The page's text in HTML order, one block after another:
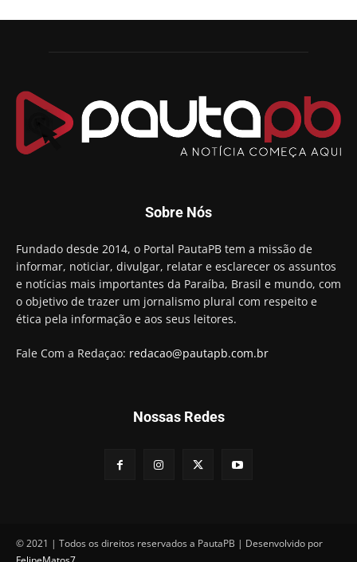
Sobre Nós
Fundado desde 2014, o Portal PautaPB tem a missão de
informar, noticiar, divulgar, relatar e esclarecer os assuntos
e notícias mais importantes da Paraíba, Brasil e mundo, com
o objetivo de trazer um jornalismo plural com respeito e
ética pela informação e aos seus leitores.
Fale Com a Redaçao: redacao@pautapb.com.br
Nossas Redes
© 2021 | Todos os direitos reservados a PautaPB | Desenvolvido por